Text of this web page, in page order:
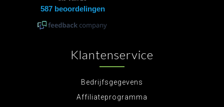
Klantenservice
Bedrijfsgegevens
Affiliateprogramma